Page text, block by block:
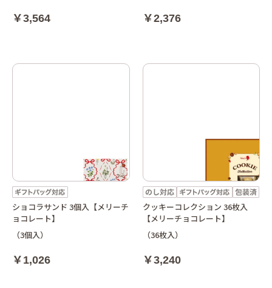
￥3,564 ￥2,376
ショコラサンド 3個入【メリーチ
ョコレート】
（3個入）
￥1,026
クッキーコレクション 36枚入
【メリーチョコレート】
（36枚入）
￥3,240